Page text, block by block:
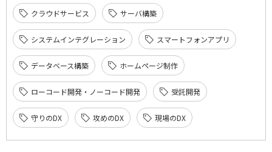
クラウドサービス サーバ構築
システムインテグレーション スマートフォンアプリ
データベース構築 ホームページ制作
ローコード開発・ノーコード開発 受託開発
守りのDX 攻めのDX 現場のDX